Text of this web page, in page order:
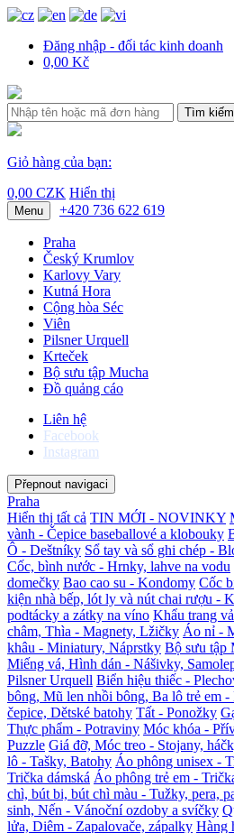
Đăng nhập - đối tác kinh doanh
0,00 Kč
Tìm kiếm
Giỏ hàng của bạn:
0,00 CZK Hiển thị
Menu +420 736 622 619
Praha
Český Krumlov
Karlovy Vary
Kutná Hora
Cộng hòa Séc
Viên
Pilsner Urquell
Krteček
Bộ sưu tập Mucha
Đồ quảng cáo
Liên hệ
Facebook
Instagram
Přepnout navigaci
Praha
Hiển thị tất cả TIN MỚI - NOVINKY
vành - Čepice baseballové a klobouky
Ô - Deštníky Sổ tay và sổ ghi chép -
Cốc, bình nước - Hrnky, lahve na vodu
domečky Bao cao su - Kondomy Cốc
kiện nhà bếp, lót ly và nút chai rượu -
podtácky a zátky na víno Khẩu trang
châm, Thìa - Magnety, Lžičky Áo nỉ -
khâu - Miniatury, Náprstky Bộ sưu tập
Miếng vá, Hình dán - Nášivky,
Pilsner Urquell Biển hiệu thiếc -
bông, Mũ len nhồi bông, Ba lô trẻ em -
čepice, Dětské batohy Tất - Ponožky
Thực phẩm - Potraviny Móc khóa -
Puzzle Giá đỡ, Móc treo - Stojany,
lô - Tašky, Batohy Áo phông unisex -
Trička dámská Áo phông trẻ em -
chì, bút bi, bút chì màu - Tužky, pera,
sinh, Nến - Vánoční ozdoby a svíčky
lửa, Diêm - Zapalovače, zápalky Hàng